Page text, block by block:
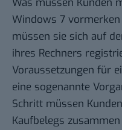
Windows 7
müssen sie sich auf
ihres Rechners
Voraussetzungen für
eine sogenannte
Schritt müssen
Kaufbelegs